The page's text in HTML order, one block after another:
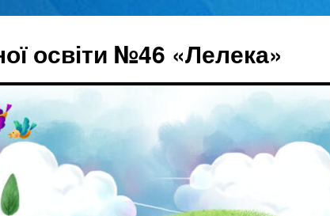
освіти №46 «Лелека»